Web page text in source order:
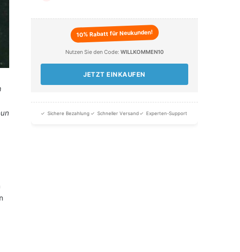
10% Rabatt für Neukunden!
Nutzen Sie den Code: WILLKOMMEN10
JETZT EINKAUFEN
✓ Sichere Bezahlung ✓ Schneller Versand ✓ Experten-Support